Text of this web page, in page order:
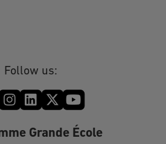
Follow us:
Grande École